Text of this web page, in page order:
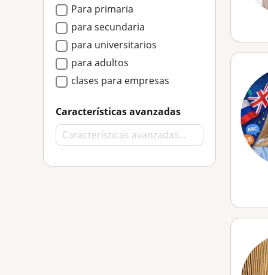
Para primaria
para secundaria
para universitarios
para adultos
clases para empresas
Características avanzadas